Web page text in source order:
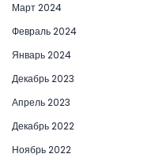
Март 2024
Февраль 2024
Январь 2024
Декабрь 2023
Апрель 2023
Декабрь 2022
Ноябрь 2022